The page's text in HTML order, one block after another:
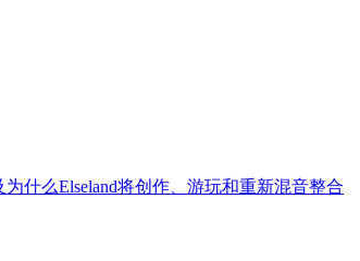
什么Elseland将创作、游玩和重新混音整合